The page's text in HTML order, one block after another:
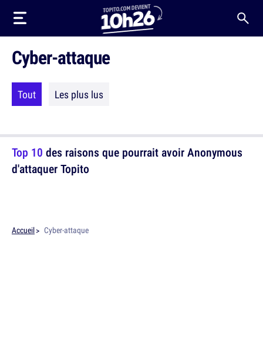
Cyber-attaque
Tout Les plus lus
Top 10 des raisons que pourrait avoir Anonymous
d'attaquer Topito
Accueil Cyber-attaque